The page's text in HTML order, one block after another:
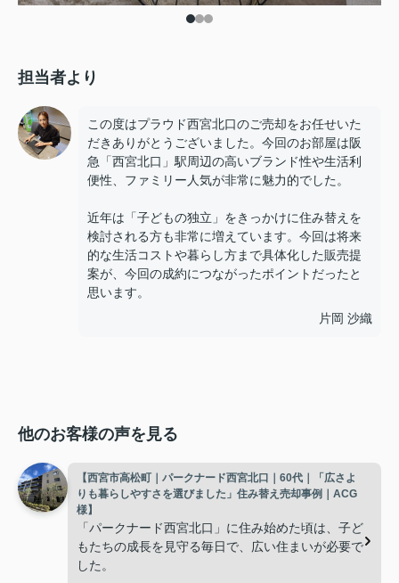
担当者より
この度はプラウド西宮北口のご売却をお任せいた
だきありがとうございました。今回のお部屋は阪
急「西宮北口」駅周辺の高いブランド性や生活利
便性、ファミリー人気が非常に魅力的でした。
近年は「子どもの独立」をきっかけに住み替えを
検討される方も非常に増えています。今回は将来
的な生活コストや暮らし方まで具体化した販売提
案が、今回の成約につながったポイントだったと
思います。
片岡 沙織
他のお客様の声を見る
【西宮市高松町｜パークナード西宮北口｜60代｜「広さよ
りも暮らしやすさを選びました」住み替え売却事例｜ACG
様】
「パークナード西宮北口」に住み始めた頃は、子ど
もたちの成長を見守る毎日で、広い住まいが必要で
した。